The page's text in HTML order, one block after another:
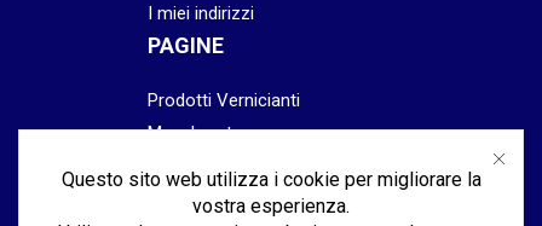
I miei indirizzi
PAGINE
Prodotti Vernicianti
Mascheratura
Abrasivi
Questo sito web utilizza i cookie per migliorare la
vostra esperienza.